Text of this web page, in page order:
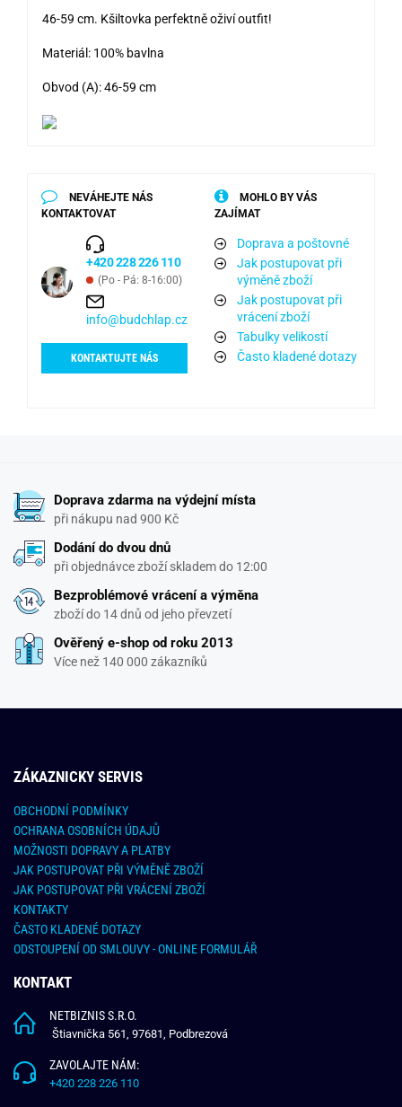
46-59 cm. Kšiltovka perfektně oživí outfit!
Materiál: 100% bavlna
Obvod (A): 46-59 cm
NEVÁHEJTE NÁS
KONTAKTOVAT
+420 228 226 110
(Po - Pá: 8-16:00)
info@budchlap.cz
KONTAKTUJTE NÁS
MOHLO BY VÁS
ZAJÍMAT
Doprava a poštovné
Jak postupovat při
výměně zboží
Jak postupovat při
vrácení zboží
Tabulky velikostí
Často kladené dotazy
Doprava zdarma na výdejní místa
při nákupu nad 900 Kč
Dodání do dvou dnů
při objednávce zboží skladem do 12:00
Bezproblémové vrácení a výměna
zboží do 14 dnů od jeho převzetí
Ověřený e-shop od roku 2013
Více než 140 000 zákazníků
ZÁKAZNICKY SERVIS
OBCHODNÍ PODMÍNKY
OCHRANA OSOBNÍCH ÚDAJŮ
MOŽNOSTI DOPRAVY A PLATBY
JAK POSTUPOVAT PŘI VÝMĚNĚ ZBOŽÍ
JAK POSTUPOVAT PŘI VRÁCENÍ ZBOŽÍ
KONTAKTY
ČASTO KLADENÉ DOTAZY
ODSTOUPENÍ OD SMLOUVY - ONLINE FORMULÁŘ
KONTAKT
NETBIZNIS S.R.O.
Štiavnička 561, 97681, Podbrezová
ZAVOLAJTE NÁM:
+420 228 226 110